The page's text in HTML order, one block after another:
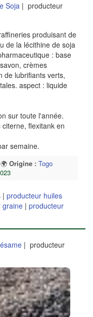
Soja| producteur
produisant de
de la lécithine de soja
: base
crèmes
de lubrifiants verts,
aspect : liquide
sur toute l'année.
flexitank en
semaine.
🌍 Origine : Togo
| producteur huiles
graine | producteur
| producteur